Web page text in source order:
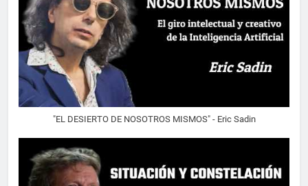
"EL DESIERTO DE NOSOTROS MISMOS" - Eric Sadin